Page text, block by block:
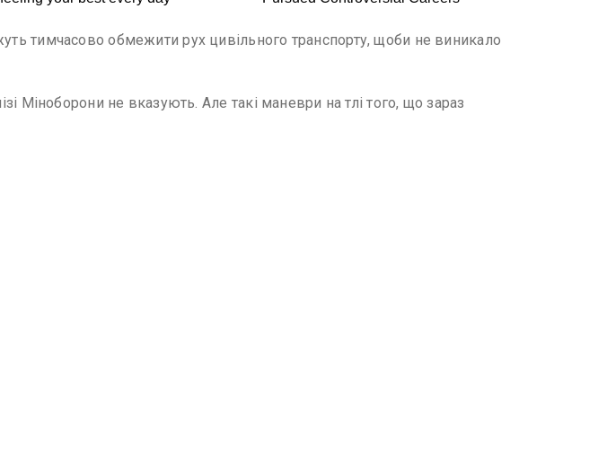
тимчасово обмежити рух цивільного транспорту, щоби не виникало
Міноборони не вказують. Але такі маневри на тлі того, що зараз